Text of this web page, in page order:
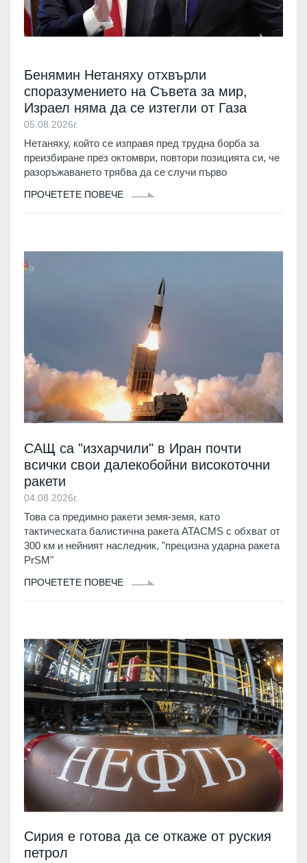
Бенямин Нетаняху отхвърли
споразумението на Съвета за мир,
Израел няма да се изтегли от Газа
05.08.2026г.
Нетаняху, който се изправя пред трудна борба за
преизбиране през октомври, повтори позицията си, че
разоръжаването трябва да се случи първо
ПРОЧЕТЕТЕ ПОВЕЧЕ
САЩ са "изхарчили" в Иран почти
всички свои далекобойни високоточни
ракети
04.08.2026г.
Това са предимно ракети земя-земя, като
тактическата балистична ракета ATACMS с обхват от
300 км и нейният наследник, "прецизна ударна ракета
PrSM"
ПРОЧЕТЕТЕ ПОВЕЧЕ
Сирия е готова да се откаже от руския
петрол